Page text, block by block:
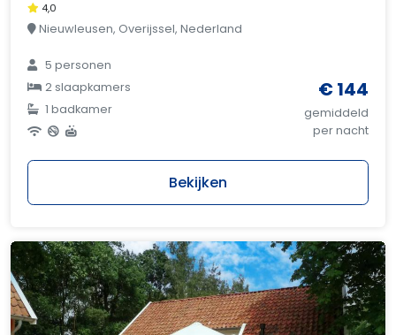
4,0
Nieuwleusen, Overijssel, Nederland
5 personen
2 slaapkamers
1 badkamer
€ 144
gemiddeld
per nacht
Bekijken